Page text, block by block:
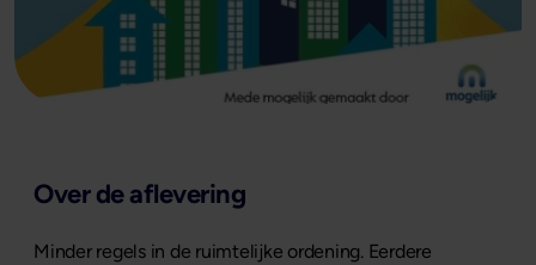
Over de aflevering
Minder regels in de ruimtelijke ordening. Eerdere